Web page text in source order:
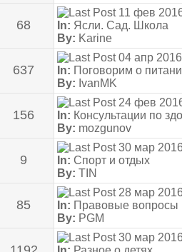
68
11 фев
In: Ясли. Сад. Школа
By: Karine
637
04 апр
In: Поговорим о
By: IvanMK
156
24 фев
In: Консультации по
By: mozgunov
9
30 мар
In: Спорт и отдых
By: TIN
85
28 мар
In: Правовые вопросы
By: PGM
30 мар